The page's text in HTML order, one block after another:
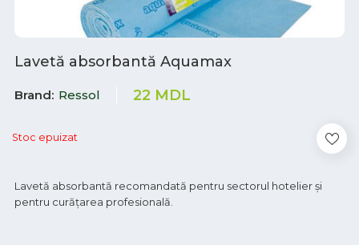
Lavetă absorbantă Aquamax
Brand Ressol 22 MDL
Stoc epuizat
Lavetă absorbantă recomandată pentru sectorul hotelier și
pentru curățarea profesională.